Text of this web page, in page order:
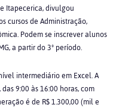
Itapecerica, divulgou
cursos de Administração,
Podem se inscrever alunos
a partir do 3º período.
intermediário em Excel. A
9:00 às 16:00 horas, com
é de R$ 1.300,00 (mil e